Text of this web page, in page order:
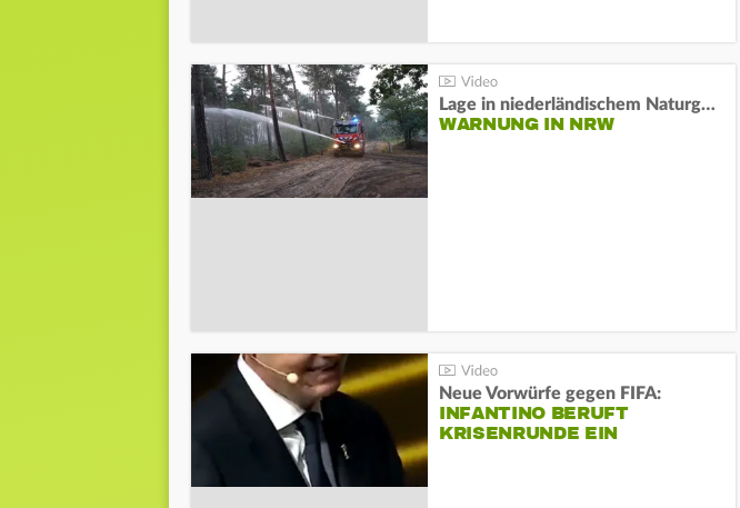
Lage in niederländischem Naturgebiet stabil
WARNUNG IN NRW
Neue Vorwürfe gegen FIFA:
INFANTINO BERUFT
KRISENRUNDE EIN